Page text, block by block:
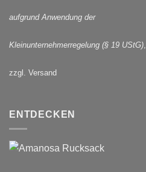
aufgrund Anwendung der
Kleinunternehmerregelung (§ 19 UStG),
zzgl. Versand
ENTDECKEN